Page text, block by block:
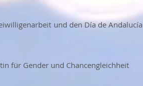
und den Día de Andalucía
für Gender und Chancengleichheit